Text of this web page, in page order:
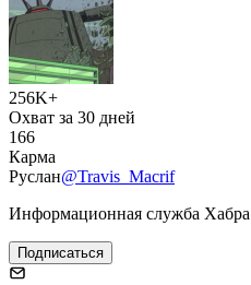
256K+
Охват за 30 дней
166
Карма
Руслан@Travis_Macrif
Информационная служба Хабра
Подписаться